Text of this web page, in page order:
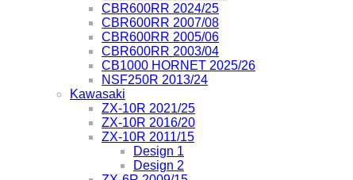
CBR600RR 2024/25
CBR600RR 2007/08
CBR600RR 2005/06
CBR600RR 2003/04
CB1000 HORNET 2025/26
NSF250R 2013/24
Kawasaki
ZX-10R 2021/25
ZX-10R 2016/20
ZX-10R 2011/15
Design 1
Design 2